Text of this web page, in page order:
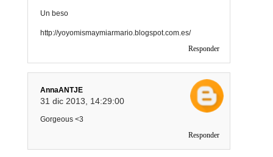
Un beso
http://yoyomismaymiarmario.blogspot.com.es/
Responder
AnnaANTJE
31 dic 2013, 14:29:00
Gorgeous <3
Responder